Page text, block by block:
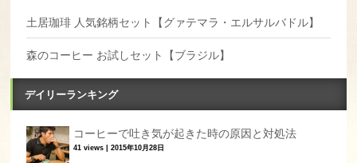
土居珈琲 人気銘柄セット【グァテマラ・エルサルバドル】
森のコーヒー お試しセット【ブラジル】
デイリーランキング
コーヒーで吐き気が起きた時の原因と対処法
41 views |2015年10月28日